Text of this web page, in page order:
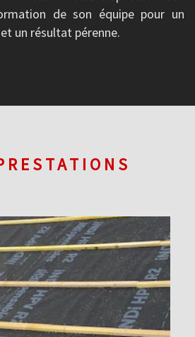
de son équipe pour un
un résultat pérenne.